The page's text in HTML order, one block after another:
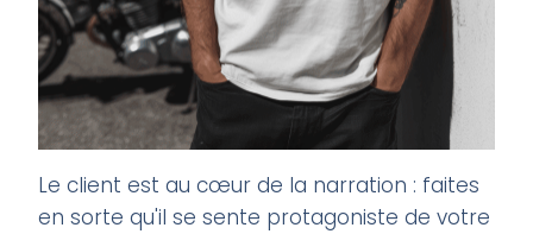
Le client est au cœur de la narration : faites
en sorte qu'il se sente protagoniste de votre